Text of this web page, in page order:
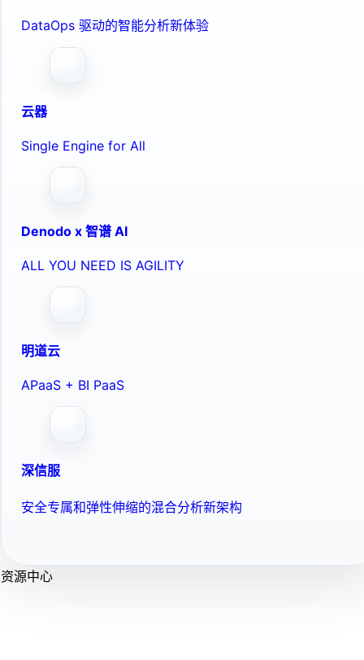
DataOps 驱动的智能分析新体验
云器
Single Engine for All
Denodo x 智谱 AI
ALL YOU NEED IS AGILITY
明道云
APaaS + BI PaaS
深信服
安全专属和弹性伸缩的混合分析新架构
资源中心